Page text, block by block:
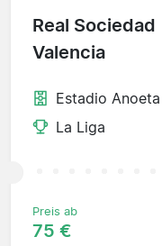
Real Sociedad
Valencia
Estadio Anoeta
La Liga
Preis ab
75 €